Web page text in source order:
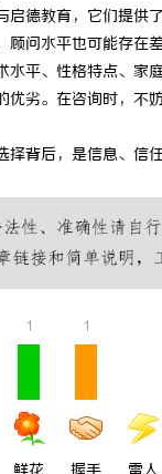
德教育，它们提
问水平也可能存
平、性格特点、
劣。在咨询时，
背后，是信息、
1 1